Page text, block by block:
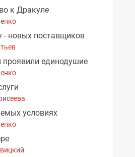
к Дракуле
- новых поставщиков
проявили единодушие
условиях